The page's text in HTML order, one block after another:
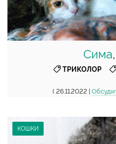
Сима,
ТРИКОЛОР,
( 26.11.2022 |
КОШКИ